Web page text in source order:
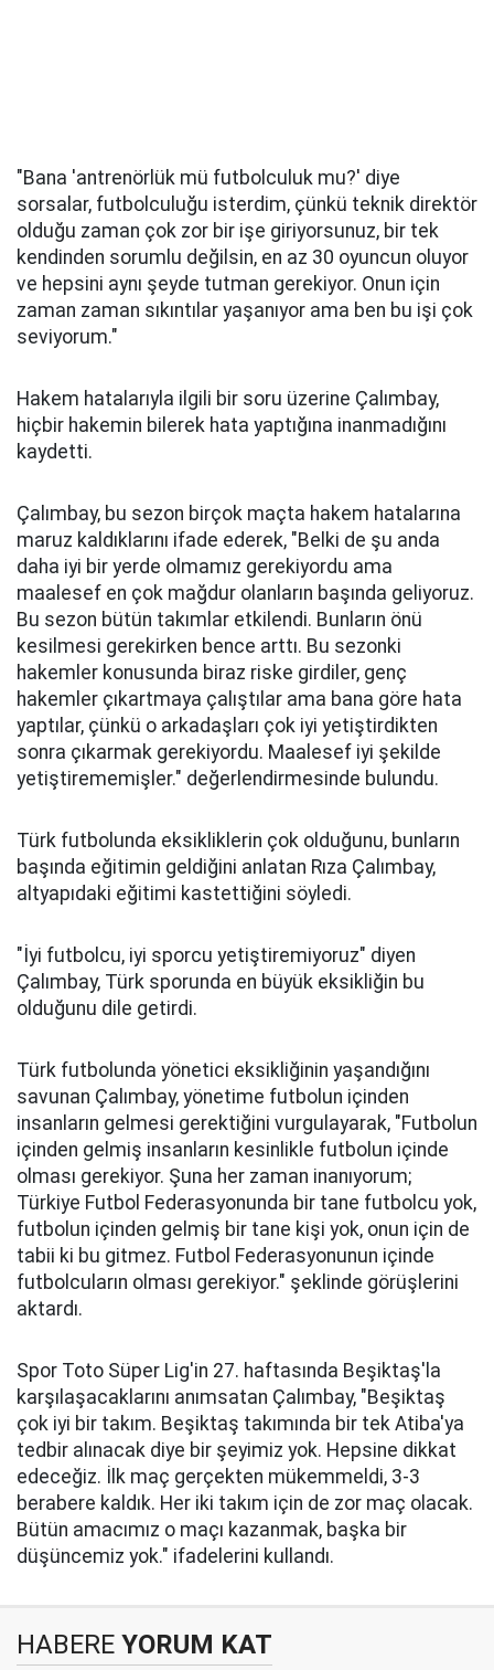
"Bana 'antrenörlük mü futbolculuk mu?' diye
sorsalar, futbolculuğu isterdim, çünkü teknik direktör
olduğu zaman çok zor bir işe giriyorsunuz, bir tek
kendinden sorumlu değilsin, en az 30 oyuncun oluyor
ve hepsini aynı şeyde tutman gerekiyor. Onun için
zaman zaman sıkıntılar yaşanıyor ama ben bu işi çok
seviyorum."
Hakem hatalarıyla ilgili bir soru üzerine Çalımbay,
hiçbir hakemin bilerek hata yaptığına inanmadığını
kaydetti.
Çalımbay, bu sezon birçok maçta hakem hatalarına
maruz kaldıklarını ifade ederek, "Belki de şu anda
daha iyi bir yerde olmamız gerekiyordu ama
maalesef en çok mağdur olanların başında geliyoruz.
Bu sezon bütün takımlar etkilendi. Bunların önü
kesilmesi gerekirken bence arttı. Bu sezonki
hakemler konusunda biraz riske girdiler, genç
hakemler çıkartmaya çalıştılar ama bana göre hata
yaptılar, çünkü o arkadaşları çok iyi yetiştirdikten
sonra çıkarmak gerekiyordu. Maalesef iyi şekilde
yetiştirememişler." değerlendirmesinde bulundu.
Türk futbolunda eksikliklerin çok olduğunu, bunların
başında eğitimin geldiğini anlatan Rıza Çalımbay,
altyapıdaki eğitimi kastettiğini söyledi.
"İyi futbolcu, iyi sporcu yetiştiremiyoruz" diyen
Çalımbay, Türk sporunda en büyük eksikliğin bu
olduğunu dile getirdi.
Türk futbolunda yönetici eksikliğinin yaşandığını
savunan Çalımbay, yönetime futbolun içinden
insanların gelmesi gerektiğini vurgulayarak, "Futbolun
içinden gelmiş insanların kesinlikle futbolun içinde
olması gerekiyor. Şuna her zaman inanıyorum;
Türkiye Futbol Federasyonunda bir tane futbolcu yok,
futbolun içinden gelmiş bir tane kişi yok, onun için de
tabii ki bu gitmez. Futbol Federasyonunun içinde
futbolcuların olması gerekiyor." şeklinde görüşlerini
aktardı.
Spor Toto Süper Lig'in 27. haftasında Beşiktaş'la
karşılaşacaklarını anımsatan Çalımbay, "Beşiktaş
çok iyi bir takım. Beşiktaş takımında bir tek Atiba'ya
tedbir alınacak diye bir şeyimiz yok. Hepsine dikkat
edeceğiz. İlk maç gerçekten mükemmeldi, 3-3
berabere kaldık. Her iki takım için de zor maç olacak.
Bütün amacımız o maçı kazanmak, başka bir
düşüncemiz yok." ifadelerini kullandı.
HABERE YORUM KAT